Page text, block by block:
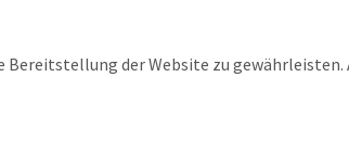
der Website zu gewährleisten.